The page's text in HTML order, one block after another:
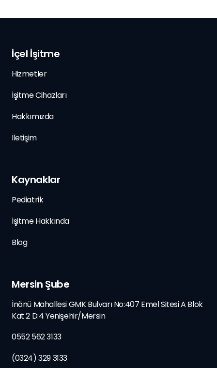
İçel İşitme
Hizmetler
İşitme Cihazları
Hakkımızda
İletişim
Kaynaklar
Pediatrik
İşitme Hakkında
Blog
Mersin Şube
İnönü Mahallesi GMK Bulvarı No:407 Emel Sitesi A Blok
Kat 2 D:4 Yenişehir/Mersin
0552 562 3133
(0324) 329 3133